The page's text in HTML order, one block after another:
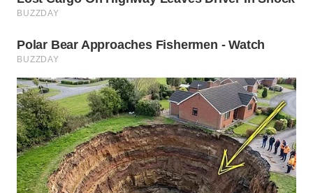
PLN
WATCH
MKLI
LPKKI
LKKI
KOPEKLIN